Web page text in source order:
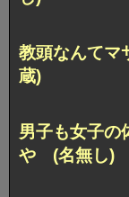
教頭なんて
蔵)
男子も女子の
や (名無し)